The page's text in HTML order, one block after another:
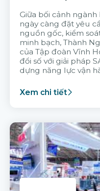
Giữa bối cảnh
ngày càng đặt yêu
nguồn gốc, kiểm
minh bạch, Thành
của Tập đoàn Vĩnh
đổi số với giải pháp
dựng năng lực vận
Xem chi tiết